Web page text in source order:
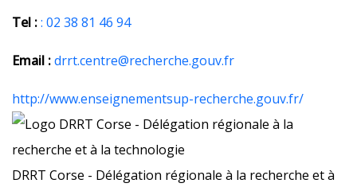
Tel :: 02 38 81 46 94
Email :drrt.centre@recherche.gouv.fr
http://www.enseignementsup-recherche.gouv.fr/
DRRT Corse - Délégation régionale à la recherche et à